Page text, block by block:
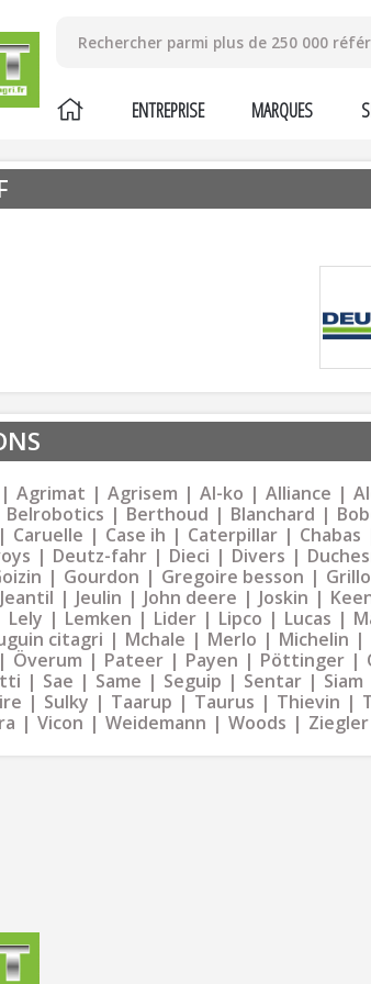
ENTREPRISE MARQUES
Agrimat Agrisem Al-ko Alliance
Belrobotics Berthoud Blanchard
Caruelle Case ih Caterpillar Chabas
Deutz-fahr Dieci Divers
Gourdon Gregoire besson Grillo
Jeantil Jeulin John deere Joskin
Lely Lemken Lider Lipco Lucas
citagri Mchale Merlo Michelin
Överum Pateer Payen Pöttinger
Sae Same Seguip Sentar Siam
Sulky Taarup Taurus Thievin
Vicon Weidemann Woods Ziegler